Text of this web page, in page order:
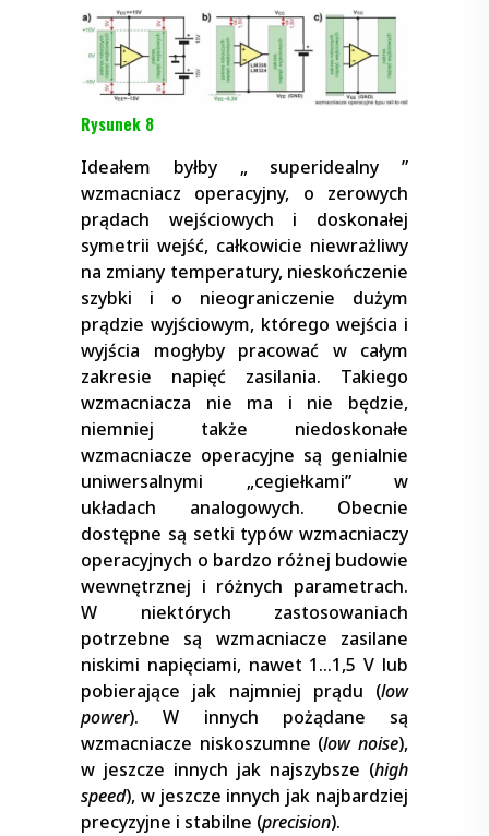
Rysunek 8
Ideałem byłby „ superidealny ”
wzmacniacz operacyjny, o zerowych
prądach wejściowych i doskonałej
symetrii wejść, całkowicie niewrażliwy
na zmiany temperatury, nieskończenie
szybki i o nieograniczenie dużym
prądzie wyjściowym, którego wejścia i
wyjścia mogłyby pracować w całym
zakresie napięć zasilania. Takiego
wzmacniacza nie ma i nie będzie,
niemniej także niedoskonałe
wzmacniacze operacyjne są genialnie
uniwersalnymi „cegiełkami” w
układach analogowych. Obecnie
dostępne są setki typów wzmacniaczy
operacyjnych o bardzo różnej budowie
wewnętrznej i różnych parametrach.
W niektórych zastosowaniach
potrzebne są wzmacniacze zasilane
niskimi napięciami, nawet 1…1,5 V lub
pobierające jak najmniej prądu (low
power). W innych pożądane są
wzmacniacze niskoszumne (low noise),
w jeszcze innych jak najszybsze (high
speed), w jeszcze innych jak najbardziej
precyzyjne i stabilne (precision).